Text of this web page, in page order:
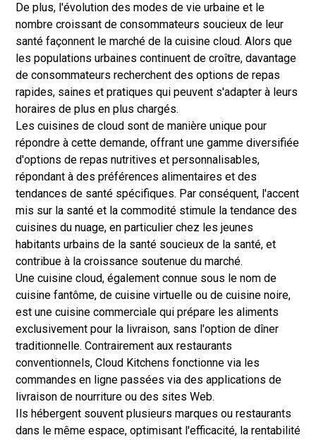
De plus, l'évolution des modes de vie urbaine et le
nombre croissant de consommateurs soucieux de leur
santé façonnent le marché de la cuisine cloud. Alors que
les populations urbaines continuent de croître, davantage
de consommateurs recherchent des options de repas
rapides, saines et pratiques qui peuvent s'adapter à leurs
horaires de plus en plus chargés.
Les cuisines de cloud sont de manière unique pour
répondre à cette demande, offrant une gamme diversifiée
d'options de repas nutritives et personnalisables,
répondant à des préférences alimentaires et des
tendances de santé spécifiques. Par conséquent, l'accent
mis sur la santé et la commodité stimule la tendance des
cuisines du nuage, en particulier chez les jeunes
habitants urbains de la santé soucieux de la santé, et
contribue à la croissance soutenue du marché.
Une cuisine cloud, également connue sous le nom de
cuisine fantôme, de cuisine virtuelle ou de cuisine noire,
est une cuisine commerciale qui prépare les aliments
exclusivement pour la livraison, sans l'option de dîner
traditionnelle. Contrairement aux restaurants
conventionnels, Cloud Kitchens fonctionne via les
commandes en ligne passées via des applications de
livraison de nourriture ou des sites Web.
Ils hébergent souvent plusieurs marques ou restaurants
dans le même espace, optimisant l'efficacité, la rentabilité